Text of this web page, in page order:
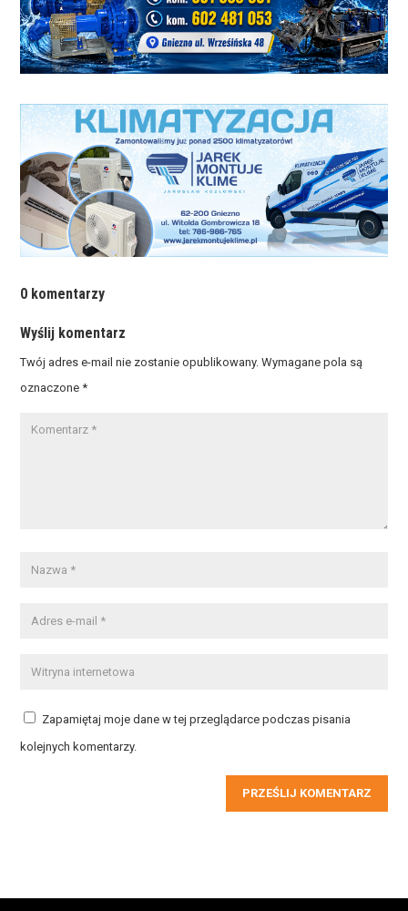
0 komentarzy
Wyślij komentarz
Twój adres e-mail nie zostanie opublikowany. Wymagane pola są
oznaczone*
Zapamiętaj moje dane w tej przeglądarce podczas pisania
kolejnych komentarzy.
PRZEŚLIJ KOMENTARZ